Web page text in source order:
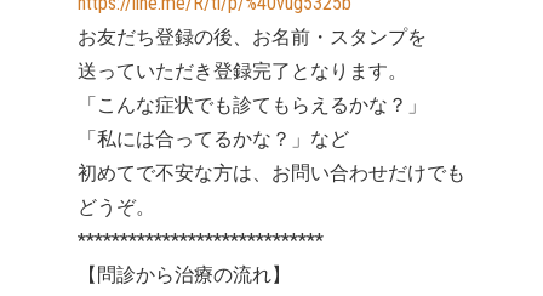
お友だち登録の後、お名前・スタンプを
送っていただき登録完了となります。
「こんな症状でも診てもらえるかな？」
「私には合ってるかな？」など
初めてで不安な方は、お問い合わせだけでも
どうぞ。
*****************************
【問診から治療の流れ】